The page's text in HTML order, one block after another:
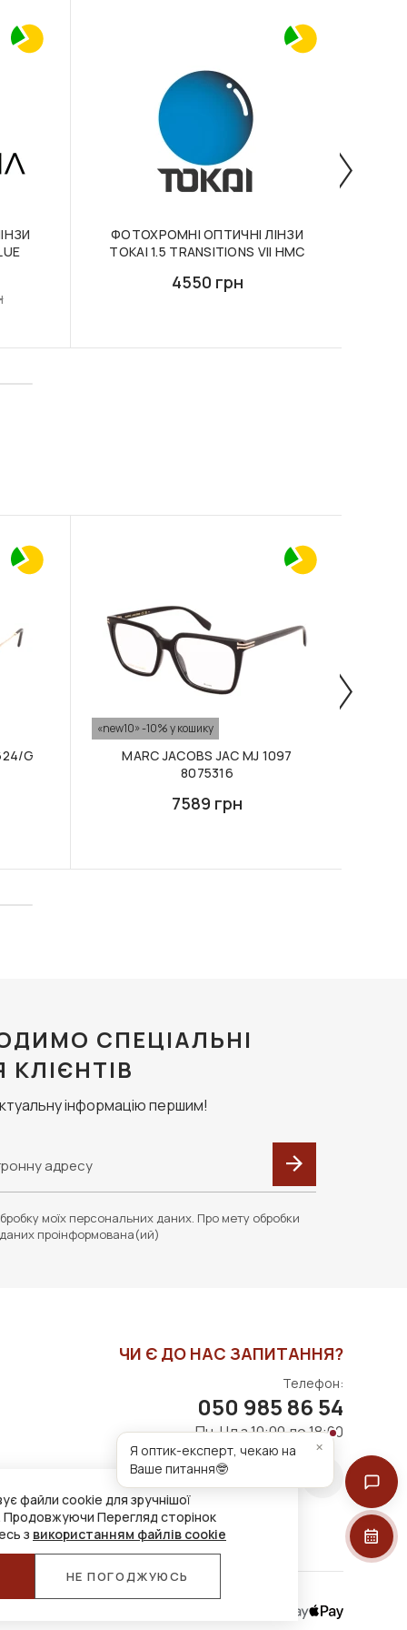
ФОТОХРОМНІ ОПТИЧНІ ЛІНЗИ
TOKAI 1.5 TRANSITIONS VII HMC
4550 грн
G
«new10» -10% у кошику
MARC JACOBS JAC MJ 1097
8075316
7589 грн
СПЕЦІАЛЬНІ
КЛІЄНТІВ
інформацію першим!
моїх персональних даних. Про мету обробки
проінформована(ий)
файли cookie для зручнішої
Продовжуючи Перегляд сторінок
з використанням файлів cookie
НЕ ПОГОДЖУЮСЬ
ЧИ Є ДО НАС ЗАПИТАННЯ?
Телефон:
050 985 86 54
Пн-Нд з 10:00 до 18:00
Я оптик-експерт, чекаю на
Ваше питання🤓
×